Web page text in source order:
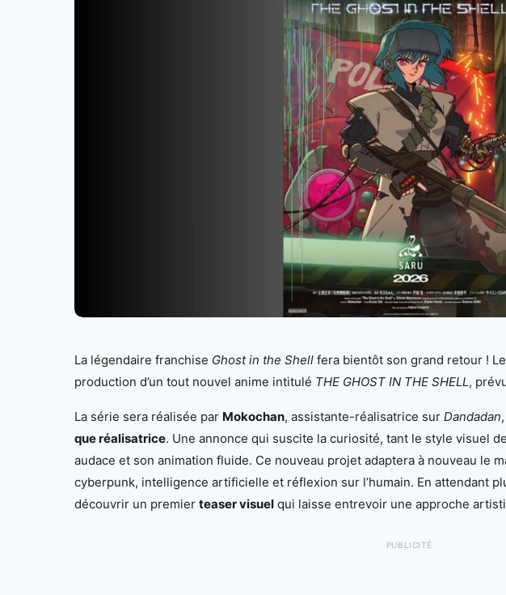
La légendaire franchise Ghost in the Shell fera bientôt son grand retour !
production d’un tout nouvel anime intitulé THE GHOST IN THE SHELL,
La série sera réalisée par Mokochan, assistante-réalisatrice sur Dandadan
que réalisatrice. Une annonce qui suscite la curiosité, tant le style visuel
audace et son animation fluide. Ce nouveau projet adaptera à nouveau le
cyberpunk, intelligence artificielle et réflexion sur l’humain. En attendant
découvrir un premier teaser visuel qui laisse entrevoir une approche
PUBLICITÉ